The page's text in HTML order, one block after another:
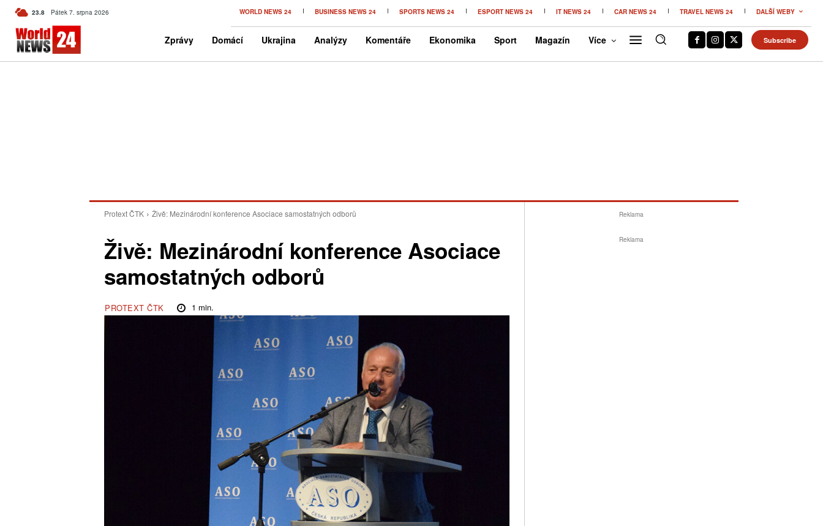
23.8 C Czech
Pátek 7. srpna 2026 WORLD NEWS 24 BUSINESS NEWS 24 SPORTS NEWS 24 ESPORT NEWS 24 IT NEWS 24 CAR NEWS 24 TRAVEL NEWS 24 DALŠÍ WEBY
Zprávy Domácí Ukrajina Analýzy Komentáře Ekonomika Sport Magazín Více Subscribe
Protext ČTK Živě: Mezinárodní konference Asociace samostatných odborů
Živě: Mezinárodní konference Asociace
samostatných odborů
PROTEXT ČTK 1 min.
Reklama
Reklama